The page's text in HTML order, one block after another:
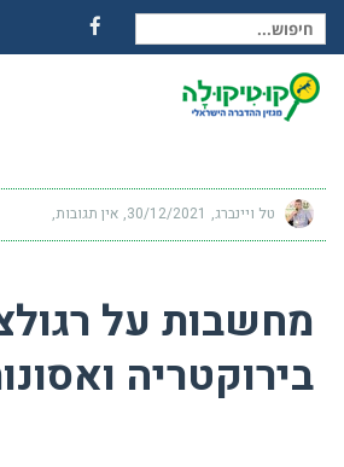
חיפוש עבור:
Facebook
טל ויינברג 30/12/2021 אין תגובות
מחשבות על
בירוקטריה